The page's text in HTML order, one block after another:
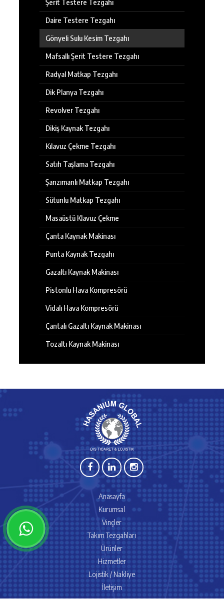
Şerit Testere Tezgahı
Daire Testere Tezgahı
Gönyeli Sulu Kesim Tezgahı
Mafsallı Şerit Testere Tezgahı
Radyal Matkap Tezgahı
Dik Planya Tezgahı
Revolver Tezgahı
Dikiş Kaynak Tezgahı
Kılavuz Çekme Tezgahı
Satıh Taşlama Tezgahı
Şanzımanlı Matkap Tezgahı
Sütunlu Matkap Tezgahı
Masaüstü Klavuz Çekme
Çanta Kaynak Makinası
Punta Kaynak Tezgahı
Gazaltı Kaynak Makinası
Pistonlu Hava Kompresörü
Vidalı Hava Kompresörü
Çantalı Gazaltı Kaynak Makinası
Tozaltı Kaynak Makinası
Anasayfa
Kurumsal
Vinçler
Takım Tezgahları
Ürünler
Hizmetler
Lojistik / Nakliye
İletişim